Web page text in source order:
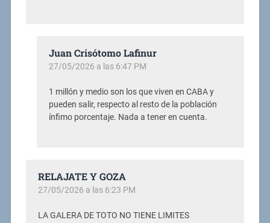
Juan Crisótomo Lafinur
27/05/2026 a las 6:47 PM
1 millón y medio son los que viven en CABA y
pueden salir, respecto al resto de la población
ínfimo porcentaje. Nada a tener en cuenta.
RELAJATE Y GOZA
27/05/2026 a las 6:23 PM
LA GALERA DE TOTO NO TIENE LIMITES